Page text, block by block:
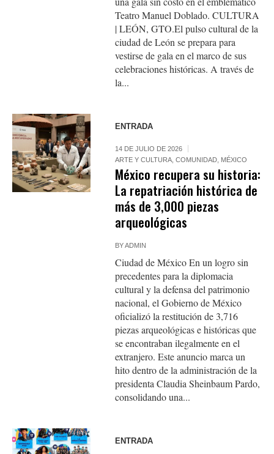
Teatro Manuel Doblado. CULTURA
| LEÓN, GTO.El pulso cultural de la
ciudad de León se prepara para
vestirse de gala en el marco de sus
celebraciones históricas. A través de
la...
ENTRADA
14 DE JULIO DE 2026
ARTE Y CULTURA ,COMUNIDAD MÉXICO
México recupera su historia:
La repatriación histórica de
más de 3,000 piezas
arqueológicas
BYADMIN
Ciudad de México En un logro sin
precedentes para la diplomacia
cultural y la defensa del patrimonio
nacional, el Gobierno de México
oficializó la restitución de 3,716
piezas arqueológicas e históricas que
se encontraban ilegalmente en el
extranjero. Este anuncio marca un
hito dentro de la administración de la
presidenta Claudia Sheinbaum Pardo,
consolidando una...
ENTRADA